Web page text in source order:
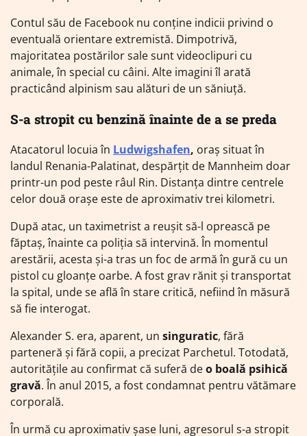
Contul său de Facebook nu conține indicii privind o
eventuală orientare extremistă. Dimpotrivă,
majoritatea postărilor sale sunt videoclipuri cu
animale, în special cu câini. Alte imagini îl arată
practicând alpinism sau alături de un săniuță.
S-a stropit cu benzină înainte de a se preda
Atacatorul locuia în Ludwigshafen, oraș situat în
landul Renania-Palatinat, despărțit de Mannheim doar
printr-un pod peste râul Rin. Distanța dintre centrele
celor două orașe este de aproximativ trei kilometri.
După atac, un taximetrist a reușit să-l oprească pe
făptaș, înainte ca poliția să intervină. În momentul
arestării, acesta și-a tras un foc de armă în gură cu un
pistol cu gloanțe oarbe. A fost grav rănit și transportat
la spital, unde se află în stare critică, nefiind în măsură
să fie interogat.
Alexander S. era, aparent, un singuratic, fără
parteneră și fără copii, a precizat Parchetul. Totodată,
autoritățile au confirmat că suferă deo boală psihică
gravă. În anul 2015, a fost condamnat pentru vătămare
corporală.
În urmă cu aproximativ șase luni, agresorul s-a stropit